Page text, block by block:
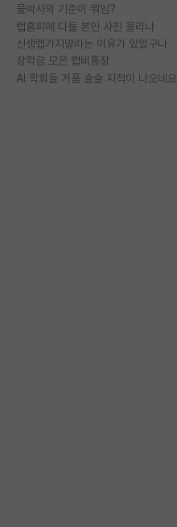
물박사의 기준이 뭐임?
랩홈피에 다들 본인 사진 올리냐
신생랩가지말라는 이유가 있었구나
장학금 모은 랩비통장
AI 학회들 거품 슬슬 지적이 나오네요